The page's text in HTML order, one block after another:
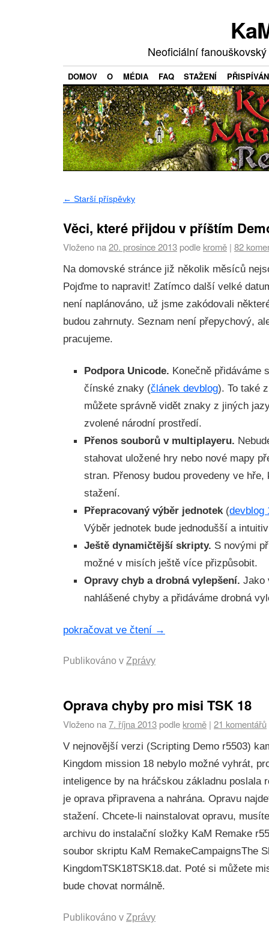
Neoficiální
DOMOV O MÉDIA FAQ STAŽENÍ
← Starší příspěvky
Věci, které přijdou v příštím
Vloženo na20. prosince 2013 podle kromě | 82
Na domovské stránce již několik měsíců
Pojďme to napravit! Zatímco další velké
není naplánováno, už jsme zakódovali
budou zahrnuty. Seznam není přepychový,
pracujeme.
Podpora Unicode. Konečně přidáváme
čínské znaky (článek devblog). To také
můžete správně vidět znaky z jiných
zvolené národní prostředí.
Přenos souborů v multiplayeru.
stahovat uložené hry nebo nové mapy
stran. Přenosy budou provedeny ve
stažení.
Přepracovaný výběr jednotek (devblog
Výběr jednotek bude jednodušší a
Ještě dynamičtější skripty. S novými
možné v misích ještě více přizpůsobit.
Opravy chyb a drobná vylepšení. Jako
nahlášené chyby a přidáváme drobná
pokračovat ve čtení →
Publikováno v Zprávy
Oprava chyby pro misi TSK 18
Vloženo na7. října 2013 podle kromě | 21 komentářů
V nejnovější verzi (Scripting Demo r5503)
Kingdom mission 18 nebylo možné vyhrát,
inteligence by na hráčskou základnu poslala
je oprava připravena a nahrána. Opravu
stažení. Chcete-li nainstalovat opravu,
archivu do instalační složky KaM Remake
soubor skriptu KaM RemakeCampaignsThe
KingdomTSK18TSK18.dat. Poté si můžete
bude chovat normálně.
Publikováno v Zprávy